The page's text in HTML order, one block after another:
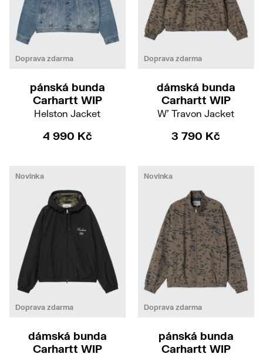
Doprava zdarma
SML
pánská bunda
Carhartt WIP
Helston Jacket
4 990 Kč
Doprava zdarma
SM
dámská bunda
Carhartt WIP
W' Travon Jacket
3 790 Kč
Doprava zdarma
Novinka
XSS
dámská bunda
Carhartt WIP
Doprava zdarma
Novinka
ML
pánská bunda
Carhartt WIP